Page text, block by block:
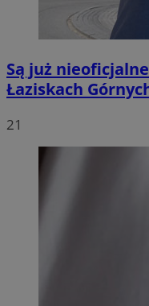
Są już
Łaziskach
21